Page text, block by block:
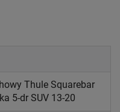
Thule Squarebar
5-dr SUV 13-20